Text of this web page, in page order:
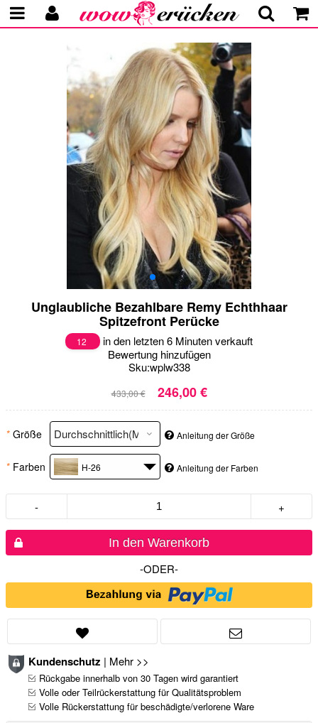
Unglaubliche Bezahlbare Remy Echthhaar
Spitzefront Perücke
12
in den letzten 6 Minuten verkauft
Bewertung hinzufügen
Sku:wplw338
433,00 € 246,00 €
* Größe Anleitung der Größe
* Farben H-26 Anleitung der Farben
- +
In den Warenkorb
-ODER-
Kundenschutz | Mehr >>
Rückgabe innerhalb von 30 Tagen wird garantiert
Volle oder Teilrückerstattung für Qualitätsproblem
Volle Rückerstattung für beschädigte/verlorene Ware